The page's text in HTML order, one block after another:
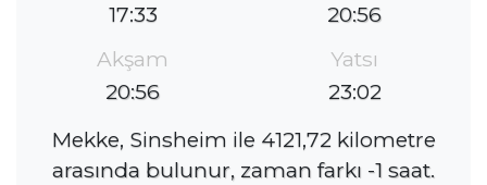
17:33
20:56
Akşam
20:56
Yatsı
23:02
Mekke, Sinsheim ile 4121,72 kilometre
arasında bulunur, zaman farkı -1 saat.